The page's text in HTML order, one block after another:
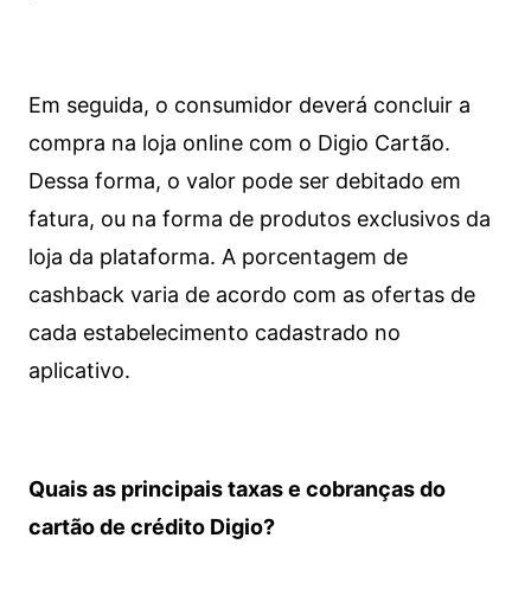
Em seguida, o consumidor deverá concluir a
compra na loja online com o Digio Cartão.
Dessa forma, o valor pode ser debitado em
fatura, ou na forma de produtos exclusivos da
loja da plataforma. A porcentagem de
cashback varia de acordo com as ofertas de
cada estabelecimento cadastrado no
aplicativo.
Quais as principais taxas e cobranças do
cartão de crédito Digio?